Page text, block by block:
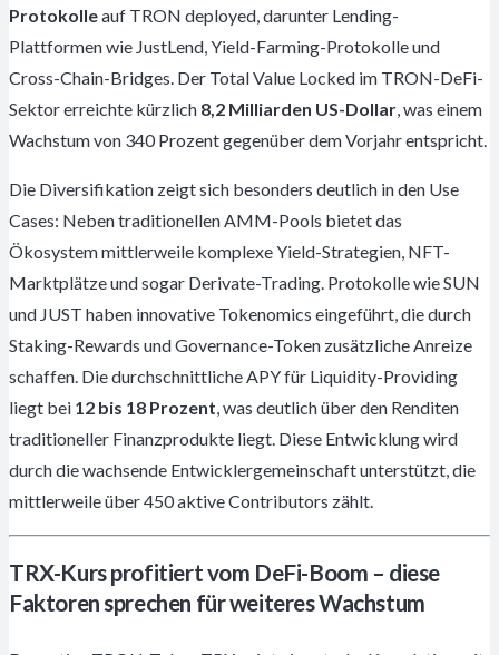
Protokolleauf TRON deployed, darunter Lending-
Plattformen wie JustLend, Yield-Farming-Protokolle und
Cross-Chain-Bridges. Der Total Value Locked im TRON-DeFi-
Sektor erreichte kürzlich 8,2 Milliarden US-Dollar, was einem
Wachstum von 340 Prozent gegenüber dem Vorjahr entspricht.
Die Diversifikation zeigt sich besonders deutlich in den Use
Cases: Neben traditionellen AMM-Pools bietet das
Ökosystem mittlerweile komplexe Yield-Strategien, NFT-
Marktplätze und sogar Derivate-Trading. Protokolle wie SUN
und JUST haben innovative Tokenomics eingeführt, die durch
Staking-Rewards und Governance-Token zusätzliche Anreize
schaffen. Die durchschnittliche APY für Liquidity-Providing
liegt bei 12 bis 18 Prozent, was deutlich über den Renditen
traditioneller Finanzprodukte liegt. Diese Entwicklung wird
durch die wachsende Entwicklergemeinschaft unterstützt, die
mittlerweile über 450 aktive Contributors zählt.
TRX-Kurs profitiert vom DeFi-Boom – diese
Faktoren sprechen für weiteres Wachstum